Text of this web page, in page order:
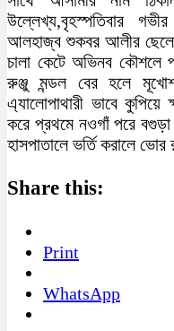
উল্লেখ্য,বৃহস্পতিবার
আলহাজ্ব শুকবর আলীর ছেলে
চালা কেটে অভিনব কৌশলে
রুঞ্জু মন্ডল বের হলে
এ্যালোপাথারী ভাবে
করে প্রথমে নওগাঁ পরে
হাসপাতালে ভর্তি করালে ভোর
Share this:
Print
WhatsApp